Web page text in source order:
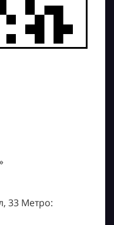
33 Метро: